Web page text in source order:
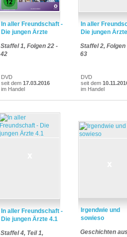
In aller Freundschaft -
Die jungen Ärzte
Staffel 1, Folgen 22 -
42
DVD
seit dem 17.03.2016
im Handel
In aller
Die jungen Ärzte
Staffel 2, Folgen
63
DVD
seit dem
im Handel
In aller Freundschaft -
Die jungen Ärzte 4.1
Staffel 4, Teil 1,
Irgendwie und
sowieso
Geschichten